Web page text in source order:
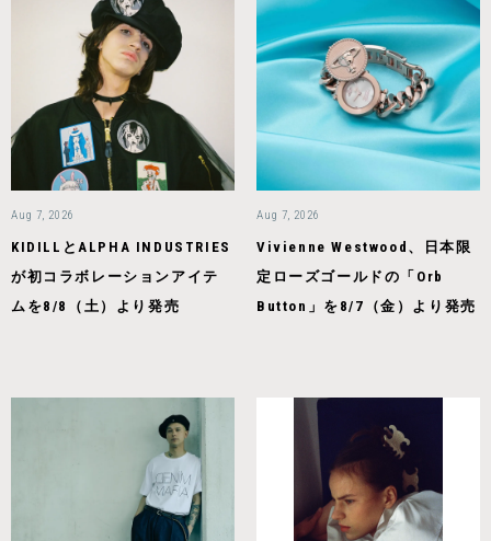
Aug 7, 2026
KIDILLとALPHA INDUSTRIES
が初コラボレーションアイテ
ムを8/8（土）より発売
Aug 7, 2026
Vivienne Westwood、日本限
定ローズゴールドの「Orb
Button」を8/7（金）より発売